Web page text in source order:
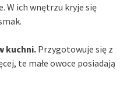
W ich wnętrzu kryje się
kuchni. Przygotowuje się z
te małe owoce posiadają